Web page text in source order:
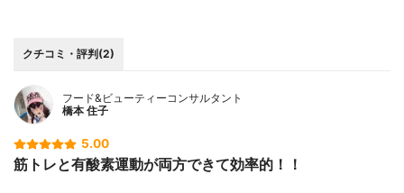
クチコミ・評判(2)
フード&ビューティーコンサルタント
橋本 住子
5.00
筋トレと有酸素運動が両方できて効率的！！